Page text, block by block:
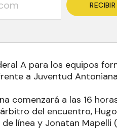
A para los equipos
a Juventud
comenzará a las 16
del encuentro,
línea y Jonatan Mapelli